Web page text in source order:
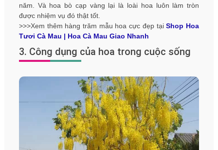
năm. Và hoa bò cạp vàng lại là loài hoa luôn làm tròn
được nhiệm vụ đó thật tốt.
>>>Xem thêm hàng trăm mẫu hoa cực đẹp tạiShop Hoa
Tươi Cà Mau | Hoa Cà Mau Giao Nhanh
3. Công dụng của hoa trong cuộc sống